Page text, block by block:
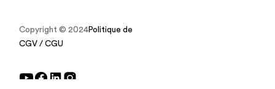
Copyright © 2024Politique de protection des données
CGV / CGU